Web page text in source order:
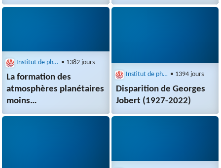
Institut de physique du globe de Paris (IPGP) • 1382 jours
La formation des
atmosphères planétaires
moins
efficace qu’anticipée
Institut de physique du globe de Paris (IPGP) • 1394 jours
Disparition de Georges
Jobert (1927-2022)